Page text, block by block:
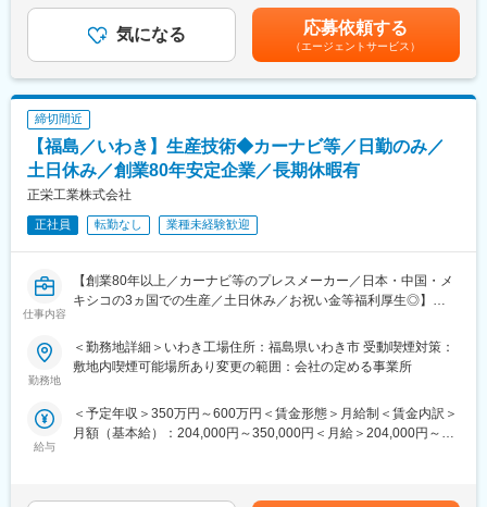
・物流／包装の改善
・スコープ3カテゴリ4のGHG排出量の削減
躍の場を移し、自らのスキルと経験を活かして輝ける職場です
・海外勤務を経験できる機会もあり、個人の成長にも期待できま
す。
■配属先について：
ションが活発な職場です
■福利厚生面：
・独身寮／社宅制度（約1万円/月）／社宅家賃補助制度／入社に
・24時間（週）までリモートワーク可／フレックスタイム制度有
／平均月残業は12.6H
■企業説明：
います。
※2026年度実績：平均17,000円賃金はあくまでも目安の金額であ
り、選考を通じて上下する可能性があります。月給(月額)は固定手
当を含めた表記です。
気になる 応募依頼する
（エージェントサービス）
締切間近
【福島／いわき】生産技術◆カーナビ等／日勤のみ／
土日休み／創業80年安定企業／長期休暇有
正栄工業株式会社
正社員 転勤なし 業種未経験歓迎
仕事内容
【創業80年以上／カーナビ等のプレスメーカー／日本・中国・メ
キシコの3ヵ国での生産／土日休み／お祝い金等福利厚生◎】
■採用背景
当社は安定した受注を背景に業績が堅調に推移しており、今後も
新たなメンバーを募集いたします。
勤務地
＜勤務地詳細＞いわき工場住所：福島県いわき市 受動喫煙対策：
敷地内喫煙可能場所あり変更の範囲：会社の定める事業所
給与
＜予定年収＞350万円～600万円＜賃金形態＞月給制＜賃金内訳＞
月額（基本給）：204,000円～350,000円＜月給＞204,000円～